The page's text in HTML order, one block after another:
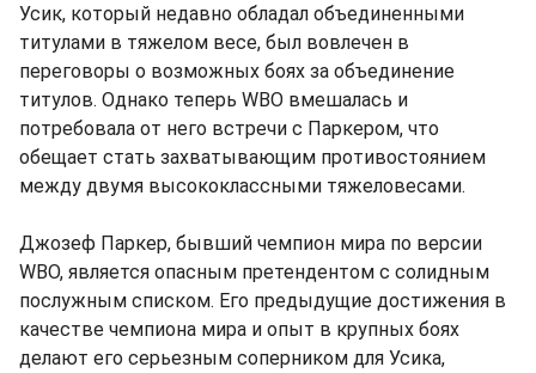
Усик, который недавно обладал объединенными
титулами в тяжелом весе, был вовлечен в
переговоры о возможных боях за объединение
титулов. Однако теперь WBO вмешалась и
потребовала от него встречи с Паркером, что
обещает стать захватывающим противостоянием
между двумя высококлассными тяжеловесами.
Джозеф Паркер, бывший чемпион мира по версии
WBO, является опасным претендентом с солидным
послужным списком. Его предыдущие достижения в
качестве чемпиона мира и опыт в крупных боях
делают его серьезным соперником для Усика,